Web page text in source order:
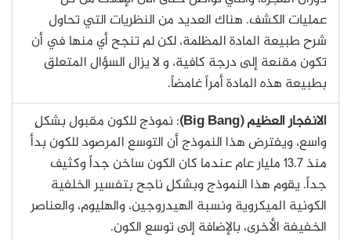
عمليات الكشف. هناك العديد من النظريات التي تحاول
شرح طبيعة المادة المظلمة، لكن لم تنجح أي منها في أن
تكون مقنعة إلى درجة كافية، و لا يزال السؤال المتعلق
بطبيعة هذه المادة أمراً غامضاً.
الانفجار العظيم (Big Bang)
: نموذج للكون مقبول بشكلٍ
واسع، ويفترض هذا النموذج أن التوسع المرصود للكون بدأ
منذ 13.7 مليار عام عندما كان الكون ساخن جداً وكثيف
جداً. يقوم هذا النموذج وبشكلٍ ناجح بتفسير الخلفية
الكونية الميكروية ونسبة الهيدروجين، والهليوم، والعناصر
الخفيفة الأخرى، بالإضافة إلى توسع الكون.